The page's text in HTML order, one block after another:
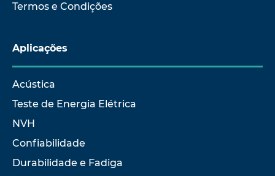
Termos e Condições
Aplicações
Acústica
Teste de Energia Elétrica
NVH
Confiabilidade
Durabilidade e Fadiga